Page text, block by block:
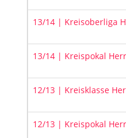
13/14 | Kreisoberliga
13/14 | Kreispokal
12/13 | Kreisklasse
12/13 | Kreispokal